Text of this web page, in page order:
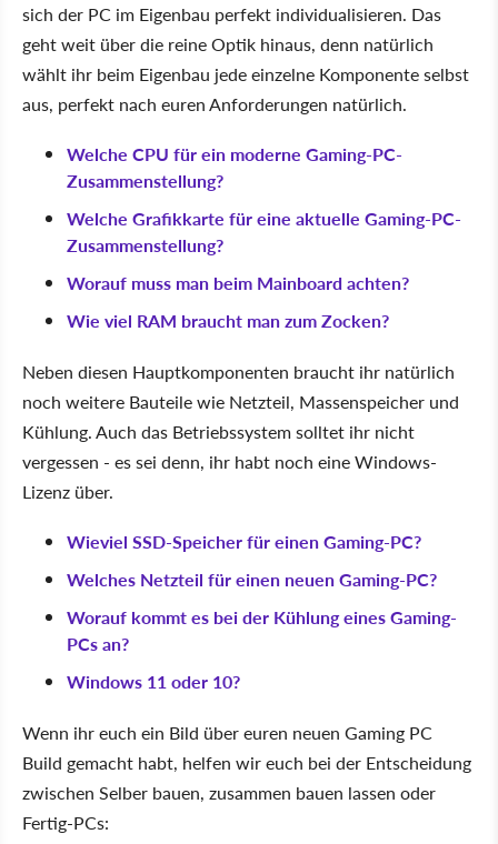
sich der PC im Eigenbau perfekt individualisieren. Das
geht weit über die reine Optik hinaus, denn natürlich
wählt ihr beim Eigenbau jede einzelne Komponente selbst
aus, perfekt nach euren Anforderungen natürlich.
Welche CPU für ein moderne Gaming-PC-
Zusammenstellung?
Welche Grafikkarte für eine aktuelle Gaming-PC-
Zusammenstellung?
Worauf muss man beim Mainboard achten?
Wie viel RAM braucht man zum Zocken?
Neben diesen Hauptkomponenten braucht ihr natürlich
noch weitere Bauteile wie Netzteil, Massenspeicher und
Kühlung. Auch das Betriebssystem solltet ihr nicht
vergessen - es sei denn, ihr habt noch eine Windows-
Lizenz über.
Wieviel SSD-Speicher für einen Gaming-PC?
Welches Netzteil für einen neuen Gaming-PC?
Worauf kommt es bei der Kühlung eines Gaming-
PCs an?
Windows 11 oder 10?
Wenn ihr euch ein Bild über euren neuen Gaming PC
Build gemacht habt, helfen wir euch bei der Entscheidung
zwischen Selber bauen, zusammen bauen lassen oder
Fertig-PCs: